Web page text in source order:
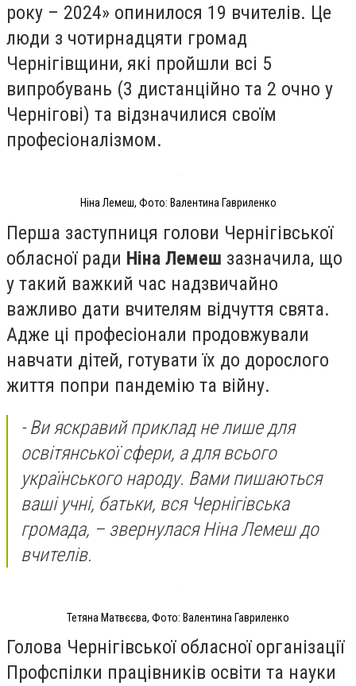
року – 2024» опинилося 19 вчителів. Це
люди з чотирнадцяти громад
Чернігівщини, які пройшли всі 5
випробувань (3 дистанційно та 2 очно у
Чернігові) та відзначилися своїм
професіоналізмом.
Ніна Лемеш, Фото: Валентина Гавриленко
Перша заступниця голови Чернігівської
обласної ради Ніна Лемеш зазначила, що
у такий важкий час надзвичайно
важливо дати вчителям відчуття свята.
Адже ці професіонали продовжували
навчати дітей, готувати їх до дорослого
життя попри пандемію та війну.
-Ви яскравий приклад не лише для
освітянської сфери, а для всього
українського народу. Вами пишаються
ваші учні, батьки, вся Чернігівська
громада, – звернулася Ніна Лемеш до
вчителів.
Тетяна Матвєєва, Фото: Валентина Гавриленко
Голова Чернігівської обласної організації
Профспілки працівників освіти та науки